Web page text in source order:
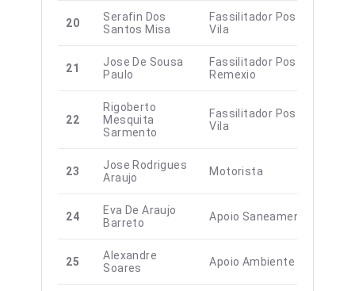
20
Serafin Dos
Santos Misa
Fassilitador Postu Aileu
Vila
21
Jose De Sousa
Paulo
Fassilitador Postu
Remexio
22
Rigoberto
Mesquita
Sarmento
Fassilitador Postu Aileu
Vila
23
Jose Rodrigues
Araujo
Motorista
24
Eva De Araujo
Barreto
Apoio Saneamento
25
Alexandre
Soares
Apoio Ambiente